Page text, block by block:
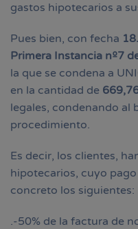
gastos hipotecarios a
Pues bien, con fecha
Primera Instancia nº7
la que se condena a
en la cantidad de
legales, condenando al
procedimiento.
Es decir, los clientes,
hipotecarios, cuyo
concreto los siguientes:
.-50% de la factura de